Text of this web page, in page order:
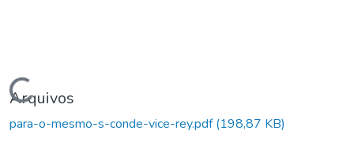
Carregando...
Arquivos
para-o-mesmo-s-conde-vice-rey.pdf(198,87 KB)